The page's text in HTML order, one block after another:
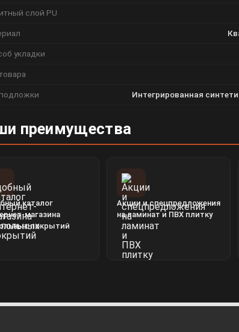
слой PU
укладки
Интегрированная
преимущества
каталог
магазина
покрытий
Акции и спецпредложения
на ламинат и ПВХ плитку